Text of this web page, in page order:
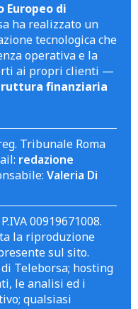
Europeo di
ha realizzato un
tecnologica che
operativa e la
ai propri clienti —
finanziaria
Tribunale Roma
redazione
Valeria Di
P.IVA 00919671008.
la riproduzione
sul sito.
Teleborsa; hosting
le analisi ed i
qualsiasi